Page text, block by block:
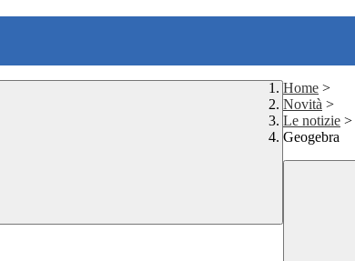
Home >
Novità >
Le notizie >
Geogebra